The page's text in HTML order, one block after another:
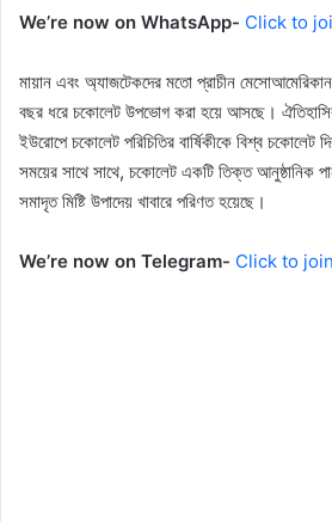
We’re now on WhatsApp- Click to
মায়ান এবং অ্যাজটেকদের মতো প্রাচীন
বছর ধরে চকোলেট উপভোগ করা হয়ে আসছে।
ইউরোপে চকোলেট পরিচিতির বার্ষিকীকে বিশ্ব চকোলেট
সময়ের সাথে সাথে, চকোলেট একটি তিক্ত আনুষ্ঠানিক
সমাদৃত মিষ্টি উপাদেয় খাবারে পরিণত হয়েছে।
We’re now on Telegram- Click to join